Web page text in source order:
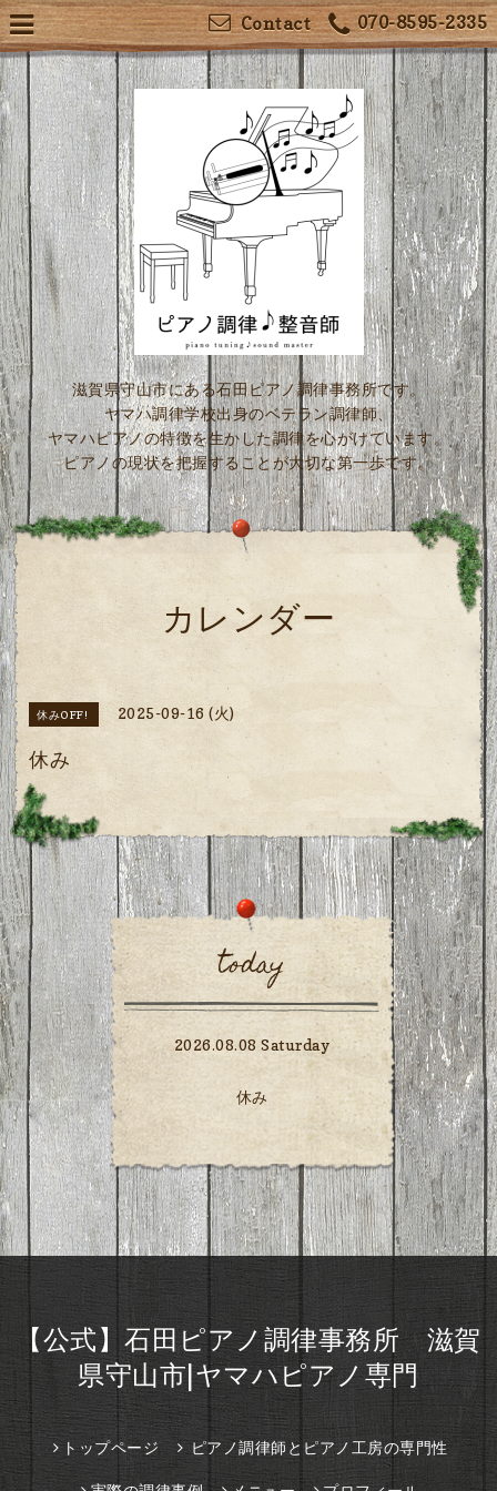
070-8595-2335
Contact
滋賀県守山市にある石田ピアノ調律事務所です。
ヤマハ調律学校出身のベテラン調律師、
ヤマハピアノの特徴を生かした調律を心がけています。
ピアノの現状を把握することが大切な第一歩です。
カレンダー
休みOFF! 2025-09-16 (火)
休み
today
2026.08.08 Saturday
休み
【公式】石田ピアノ調律事務所 滋賀
県守山市|ヤマハピアノ専門
トップページ ピアノ調律師とピアノ工房の専門性